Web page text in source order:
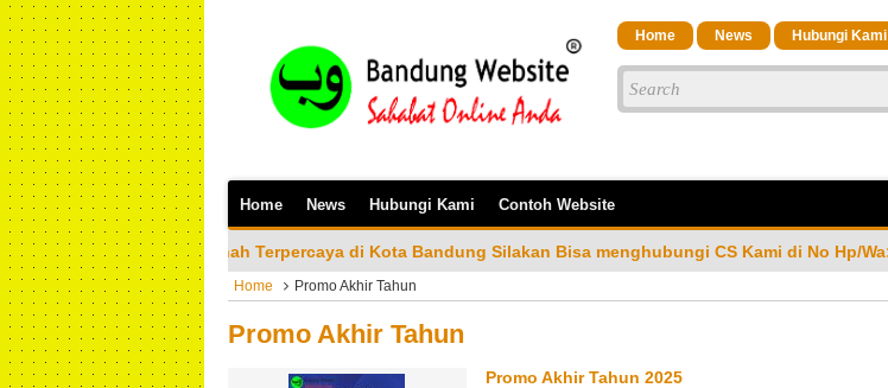
Home News Hubungi Kami
Home News Hubungi Kami Contoh Website
Terpercaya di Kota Bandung Silakan Bisa menghubungi CS Kami di No Hp/Wa: 081323023200
Home Promo Akhir Tahun
Promo Akhir Tahun
Promo Akhir Tahun 2025